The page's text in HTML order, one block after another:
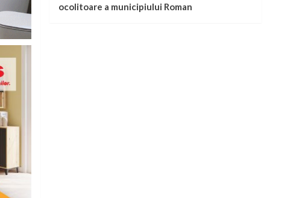
ocolitoare a municipiului Roman